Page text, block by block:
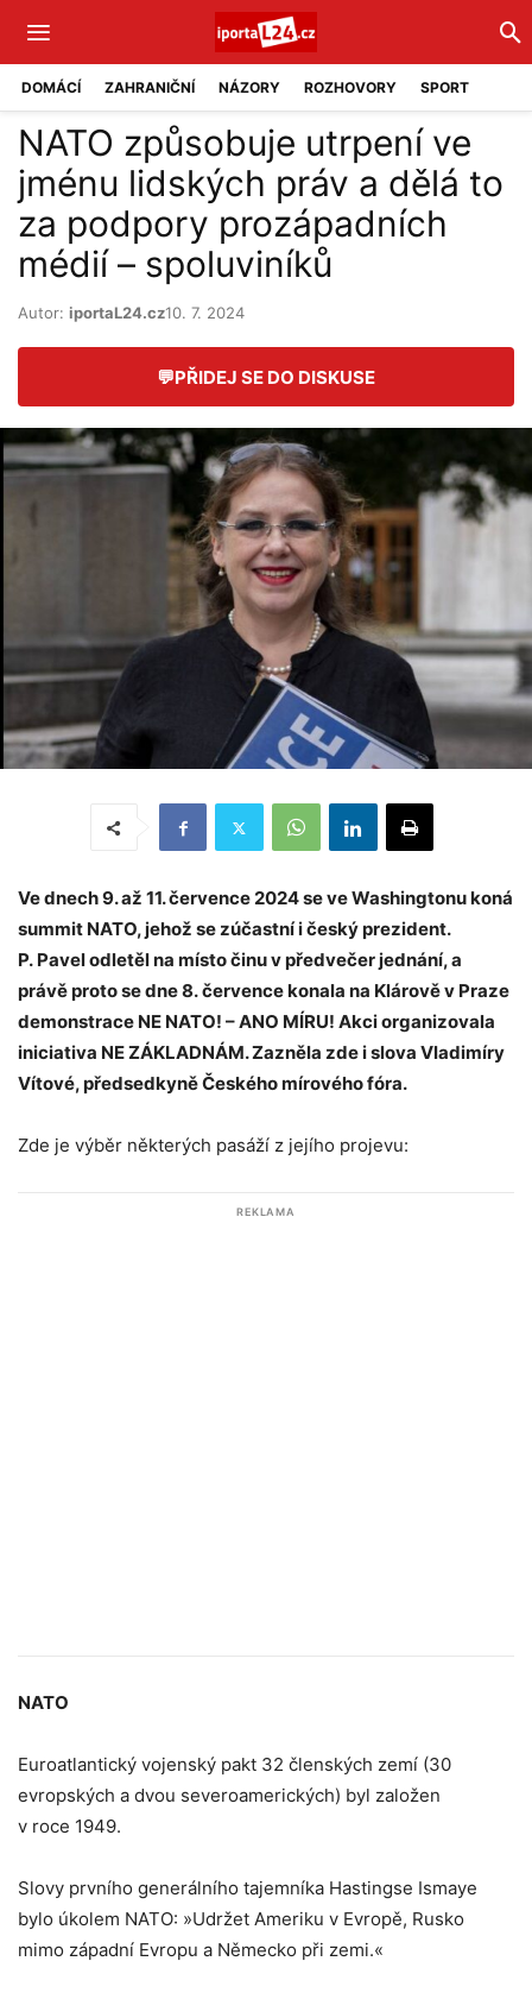
DOMÁCÍ ZAHRANIČNÍ NÁZORY ROZHOVORY SPORT
NATO způsobuje utrpení ve
jménu lidských práv a dělá to
za podpory prozápadních
médií – spoluviníků
Autor: iportaL24.cz10. 7. 2024
💬PŘIDEJ SE DO DISKUSE
Ve dnech 9. až 11. července 2024 se ve Washingtonu koná
summit NATO, jehož se zúčastní i český prezident.
P. Pavel odletěl na místo činu v předvečer jednání, a
právě proto se dne 8. července konala na Klárově v Praze
demonstrace NE NATO! – ANO MÍRU! Akci organizovala
iniciativa NE ZÁKLADNÁM. Zazněla zde i slova Vladimíry
Vítové, předsedkyně Českého mírového fóra.
Zde je výběr některých pasáží z jejího projevu:
REKLAMA
NATO
Euroatlantický vojenský pakt 32 členských zemí (30
evropských a dvou severoamerických) byl založen
v roce 1949.
Slovy prvního generálního tajemníka Hastingse Ismaye
bylo úkolem NATO: »Udržet Ameriku v Evropě, Rusko
mimo západní Evropu a Německo při zemi.«